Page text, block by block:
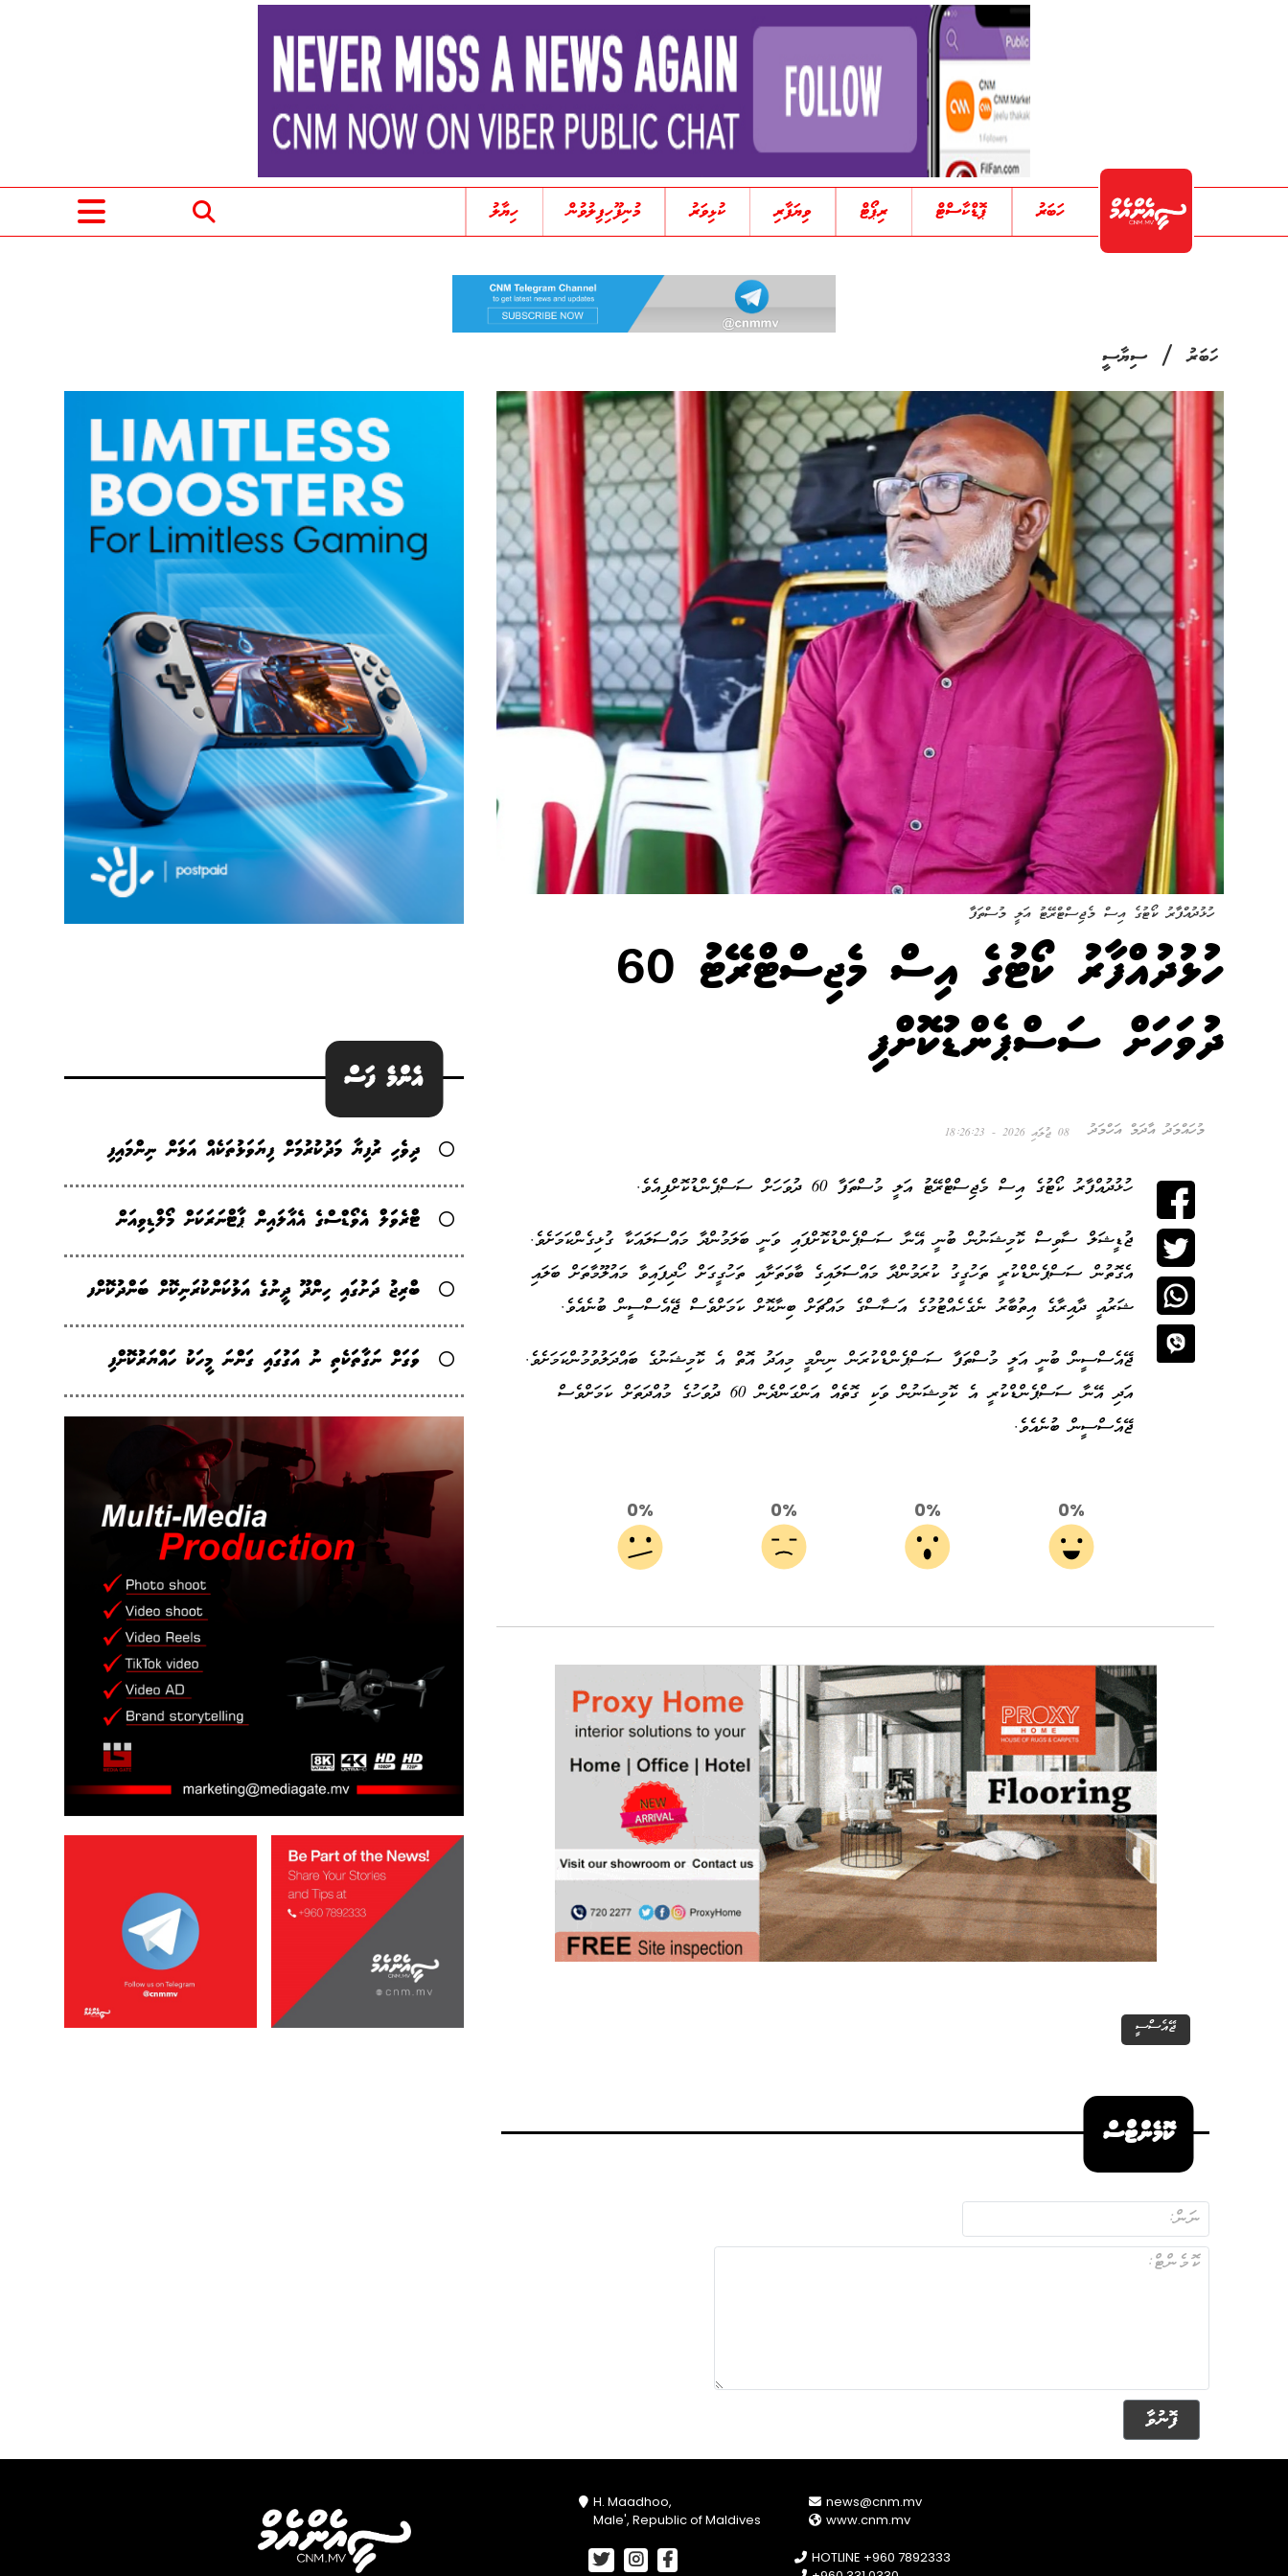
ހަބަރު ޕޮޑްކާސްޓް ރިޕޯޓް ވިޔަފާރި ކުޅިވަރު މުނިފޫހިފިލުވުން ހިޔާލު
ހަބަރު/ސިޔާސީ
ހުޅުދުއްފާރު ކޯޓުގެ އިސް މެޖިސްޓްރޭޓު އަލީ މުސްތަފާ
ހުޅުދުއްފާރު ކޯޓުގެ އިސް މެޖިސްޓްރޭޓު 60
ދުވަހަށް ސަސްޕެންޑުކޮށްފި
މުހައްމަދު އާދަމް އަހްމަދު 08 ޖުލައި 2026 - 18:26:23
ހުޅުދުއްފާރު ކޯޓުގެ އިސް މެޖިސްޓްރޭޓު އަލީ މުސްތަފާ 60 ދުވަހަށް ސަސްޕެންޑުކޮށްފިއެވެ.
ޖުޑީޝަލް ސާވިސް ކޮމިޝަނުން ބުނީ އޭނާ ސަސްޕެންޑުކޮށްފައި ވަނީ ބަލަމުންދާ މައްސަލައަކާ ގުޅިގެންކަމަށެވެ.
އެގޮތުން ސަސްޕެންޑްކުރީ ތަހުގީގު ކުރަމުންދާ މައްސަަލައިގެ ބާވަތަށާއި ތަހުގީގަށް ހޯދިފައިވާ މައުލޫމާތަށް ބަލައި
ޝަރުއީ ދާއިރާގެ އިތުބާރު ނެގެހެއްޓުމުގެ އަސާސްގެ މައްޗަށް ބިނާކޮށް ކަމަށްވެސް ޖޭއެސްސީން ބުނެއެވެ.
ޖޭއެސްސީން ބުނީ އަލީ މުސްތަފާ ސަސްޕެންޑްކުރަން ނިންމީ މިއަދު އޮތް އެ ކޮމިޝަނުގެ ބައްދަލުވުމުންކަމަށެވެ.
އަދި އޭނާ ސަސްޕެންޑްކުރީ އެ ކޮމިޝަނުން ވަކި ގޮތެއް އަންގަންދެން 60 ދުވަހުގެ މުއްދަތަށް ކަމަށްވެސް
ޖޭއެސްސީން ބުނެއެވެ.
0%
0%
0%
0%
ޖޭއެސްސީ
ކޮމެންޓްސް
ފޮނުވާ
އެންމެ ފަސް
ދިވެހި ރުފިޔާ މަދުކުރުމަށް ފިޔަވަޅުތަކެއް އަޅަން ނިންމައިފި
ޓްރެވަލް އެވޯޑްސްގެ އެއާލައިން ޕާޓްނަރަކަށް މޯލްޑިވިއަން
ބްރިޖު ދަށުގައި ހިންދޫ ދީނުގެ އަޅުކަންކުރަނިކޮށް ބަންދުކޮށްފ
ވަގަށް ނަގާތަކެތި ނު އަގުގައި ގަންނަ މީހަކު ހައްޔަރުކޮށްފި
H. Maadhoo,
Male', Republic of Maldives
news@cnm.mv
www.cnm.mv
HOTLINE +960 7892333